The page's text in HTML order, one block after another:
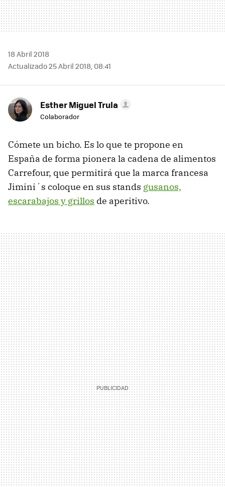
18 Abril 2018
Actualizado 25 Abril 2018, 08:41
Esther Miguel Trula
Colaborador
Cómete un bicho. Es lo que te propone en
España de forma pionera la cadena de alimentos
Carrefour, que permitirá que la marca francesa
Jimini´s coloque en sus stands gusanos,
escarabajos y grillos de aperitivo.